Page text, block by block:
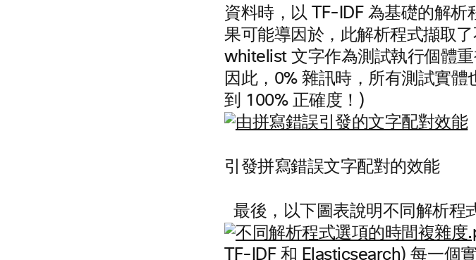
資料時，以 TF-IDF 為基礎的解
果可能導因於，此解析程式擷取
whitelist 文字作為測試執行個體
因此，0% 雜訊時，所有測試實
到 100% 正確度！)
引發拼寫錯誤文字配對的效能
最後，以下圖表說明不同解析程
TF-IDF 和 Elasticsearch) 每一個